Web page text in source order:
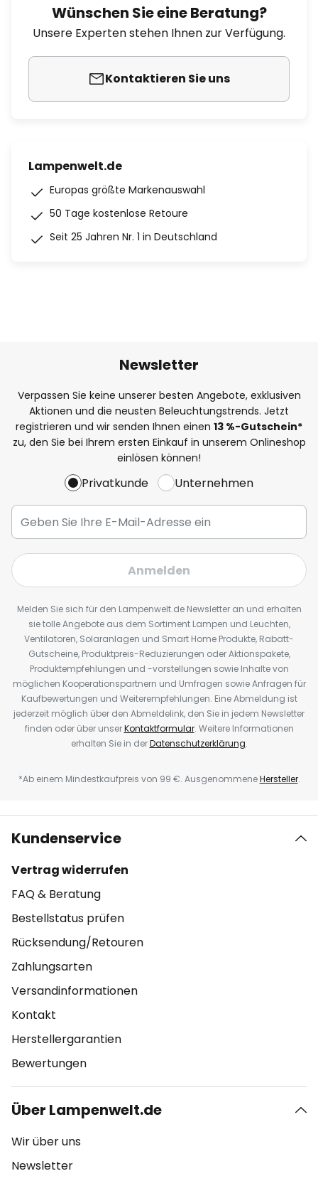
Wünschen Sie eine Beratung?
Unsere Experten stehen Ihnen zur Verfügung.
Kontaktieren Sie uns
Lampenwelt.de
Europas größte Markenauswahl
50 Tage kostenlose Retoure
Seit 25 Jahren Nr. 1 in Deutschland
Newsletter
Verpassen Sie keine unserer besten Angebote, exklusiven
Aktionen und die neusten Beleuchtungstrends. Jetzt
registrieren und wir senden Ihnen einen 13 %-Gutschein*
zu, den Sie bei Ihrem ersten Einkauf in unserem Onlineshop
einlösen können!
Privatkunde Unternehmen
Anmelden
Melden Sie sich für den Lampenwelt.de Newsletter an und erhalten
sie tolle Angebote aus dem Sortiment Lampen und Leuchten,
Ventilatoren, Solaranlagen und Smart Home Produkte, Rabatt-
Gutscheine, Produktpreis-Reduzierungen oder Aktionspakete,
Produktempfehlungen und -vorstellungen sowie Inhalte von
möglichen Kooperationspartnern und Umfragen sowie Anfragen für
Kaufbewertungen und Weiterempfehlungen. Eine Abmeldung ist
jederzeit möglich über den Abmeldelink, den Sie in jedem Newsletter
finden oder über unserKontaktformular. Weitere Informationen
erhalten Sie in derDatenschutzerklärung.
*Ab einem Mindestkaufpreis von 99 €. AusgenommeneHersteller.
Kundenservice
Vertrag widerrufen
FAQ & Beratung
Bestellstatus prüfen
Rücksendung/Retouren
Zahlungsarten
Versandinformationen
Kontakt
Herstellergarantien
Bewertungen
Über Lampenwelt.de
Wir über uns
Newsletter